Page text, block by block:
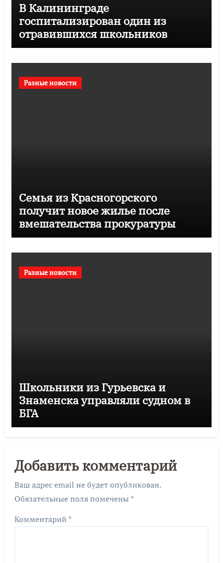
В Калининграде
госпитализирован один из
отравившихся школьников
Разные новости
Семья из Красногорского
получит новое жилье после
вмешательства прокуратуры
Разные новости
Школьники из Гурьевска и
Знаменска управляли судном в
БГА
Добавить комментарий
Ваш адрес email не будет опубликован.
Обязательные поля помечены *
Комментарий *